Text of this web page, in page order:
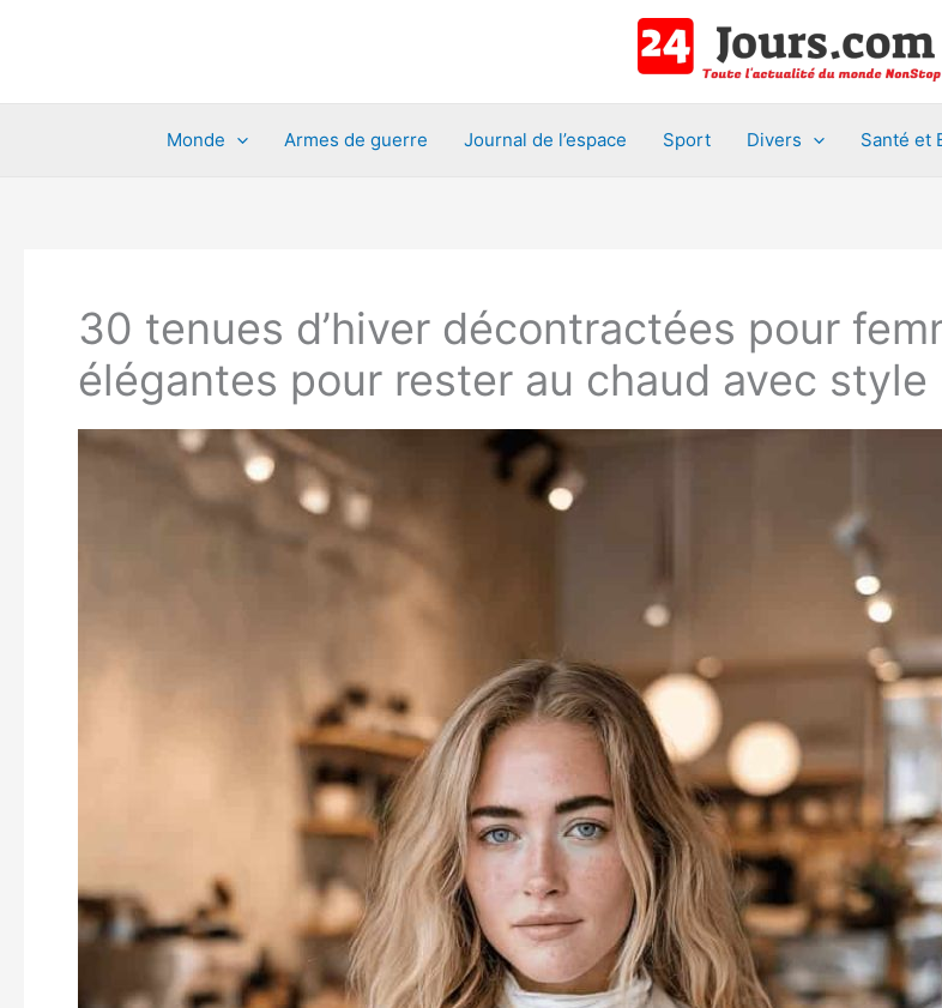
Monde Armes de guerre Journal de l’espace Sport Divers Santé et
30 tenues d’hiver décontractées pour
élégantes pour rester au chaud avec style